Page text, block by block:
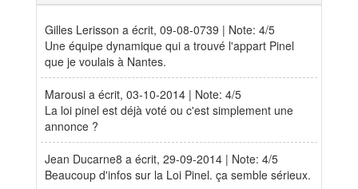
Gilles Lerisson a écrit, 09-08-0739 | Note: 4/5
Une équipe dynamique qui a trouvé l'appart Pinel
que je voulais à Nantes.
Marousi a écrit, 03-10-2014 | Note: 4/5
La loi pinel est déjà voté ou c'est simplement une
annonce ?
Jean Ducarne8 a écrit, 29-09-2014 | Note: 4/5
Beaucoup d'infos sur la Loi Pinel. ça semble sérieux.